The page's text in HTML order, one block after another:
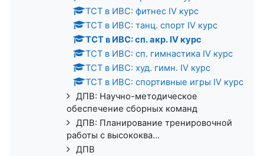
ТСТ в ИВС: фитнес IV курс
ТСТ в ИВС: танц. спорт IV курс
ТСТ в ИВС: сп. акр. IV курс
ТСТ в ИВС: сп. гимнастика IV курс
ТСТ в ИВС: худ. гимн. IV курс
ТСТ в ИВС: спортивные игры IV курс
ДПВ: Научно-методическое
обеспечение сборных команд
ДПВ: Планирование тренировочной
работы с высококва...
ДПВ